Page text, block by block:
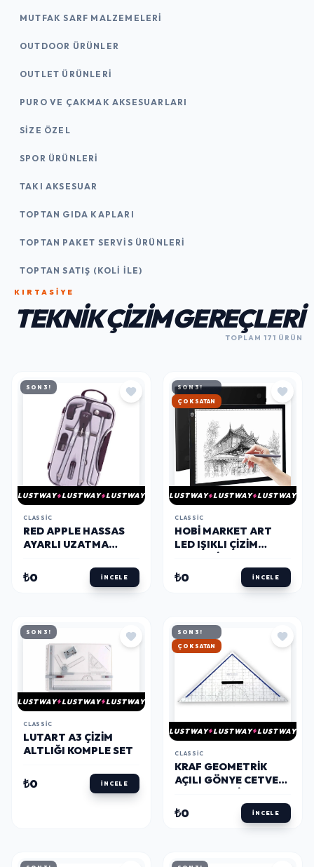
MUTFAK SARF MALZEMELERI
OUTDOOR ÜRÜNLER
OUTLET ÜRÜNLERI
PURO VE ÇAKMAK AKSESUARLARI
SIZE ÖZEL
SPOR ÜRÜNLERI
TAKI AKSESUAR
TOPTAN GIDA KAPLARI
TOPTAN PAKET SERVIS ÜRÜNLERI
TOPTAN SATIŞ (KOLI İLE)
KIRTASİYE
TEKNIK ÇIZIM GEREÇLERI
TOPLAM 171 ÜRÜN
SON 3!
LUSTWAY LUSTWAY LUSTWAY
CLASSIC
RED APPLE HASSAS
AYARLI UZATMA
PERGEL SETI
₺0 İNCELE
SON 3!
HIZLI KARGO
LUSTWAY LUSTWAY LUSTWAY
CLASSIC
HOBI MARKET ART
LED IŞIKLI ÇIZIM
₺0 İNCELE
SON 3!
LUSTWAY LUSTWAY LUSTWAY
CLASSIC
LUTART A3 ÇIZIM
ALTLIĞI KOMPLE SET
₺0 İNCELE
SON 3!
HIZLI KARGO
LUSTWAY LUSTWAY LUSTWAY
CLASSIC
KRAF GEOMETRIK
AÇILI GÖNYE CETVEL
CM.
₺0 İNCELE